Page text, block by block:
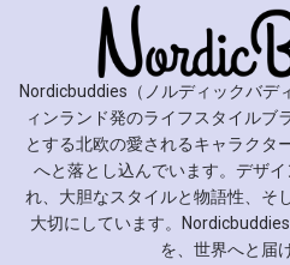
Nordicbuddies（ノルディックバデ
ィンランド発のライフスタイルブ
とする北欧の愛されるキャラクタ
へと落とし込んでいます。デザ
れ、大胆なスタイルと物語性、そ
大切にしています。
を、世界へと届